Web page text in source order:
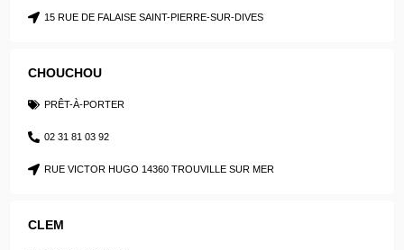
15 RUE DE FALAISE SAINT-PIERRE-SUR-DIVES
CHOUCHOU
PRÊT-À-PORTER
02 31 81 03 92
RUE VICTOR HUGO 14360 TROUVILLE SUR MER
CLEM